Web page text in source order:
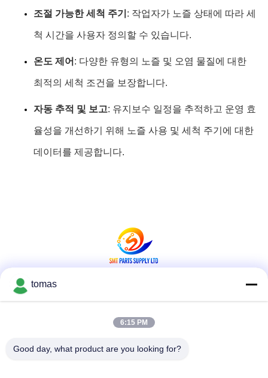
조절 가능한 세척 주기 : 작업자가 노즐 상태에 따라 세
척 시간을 사용자 정의할 수 있습니다.
온도 제어 : 다양한 유형의 노즐 및 오염 물질에 대한
최적의 세척 조건을 보장합니다.
자동 추적 및 보고: 유지보수 일정을 추적하고 운영 효
율성을 개선하기 위해 노즐 사용 및 세척 주기에 대한
데이터를 제공합니다.
빠른 연락
tomas
6:15 PM
Good day, what product are you looking for?